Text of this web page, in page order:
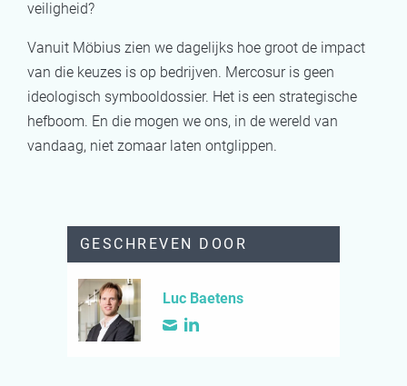
veiligheid?
Vanuit Möbius zien we dagelijks hoe groot de impact
van die keuzes is op bedrijven. Mercosur is geen
ideologisch symbooldossier. Het is een strategische
hefboom. En die mogen we ons, in de wereld van
vandaag, niet zomaar laten ontglippen.
GESCHREVEN DOOR
Luc Baetens